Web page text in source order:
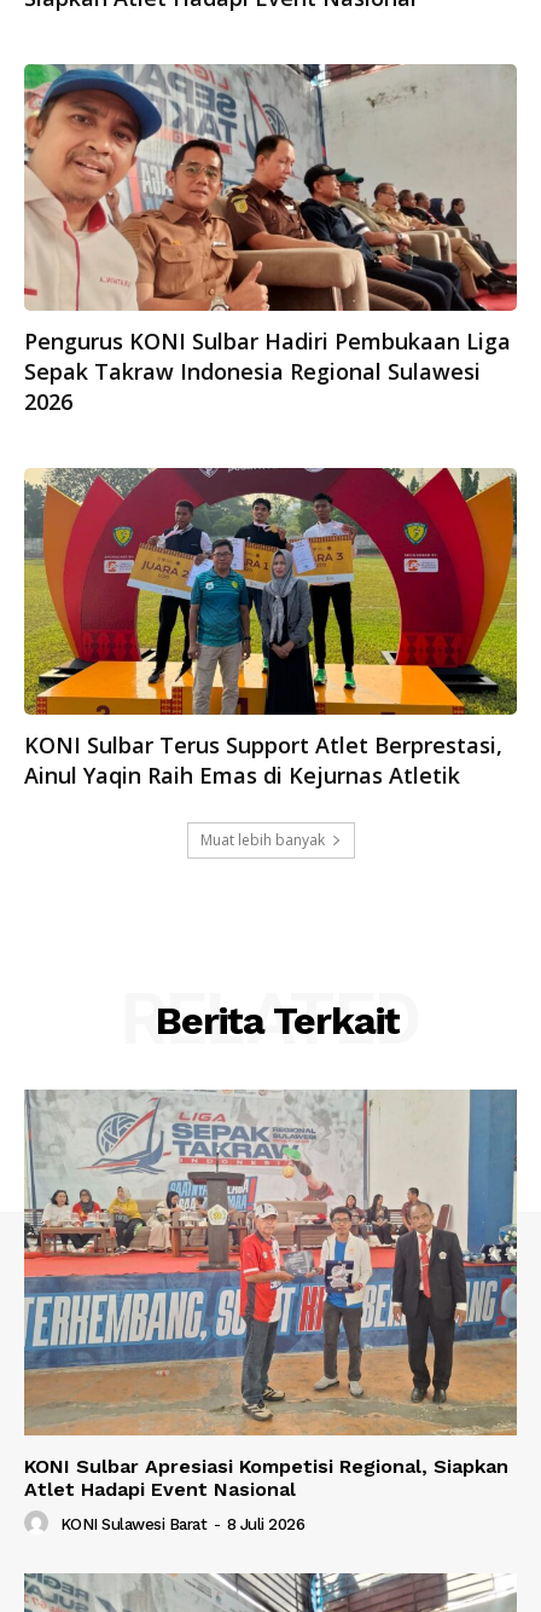
Pengurus KONI Sulbar Hadiri Pembukaan Liga
Sepak Takraw Indonesia Regional Sulawesi
2026
KONI Sulbar Terus Support Atlet Berprestasi,
Ainul Yaqin Raih Emas di Kejurnas Atletik
Muat lebih banyak
Berita Terkait
RELATED
KONI Sulbar Apresiasi Kompetisi Regional, Siapkan
Atlet Hadapi Event Nasional
KONI Sulawesi Barat - 8 Juli 2026